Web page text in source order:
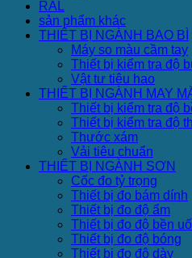
RAL
sản phẩm khác
THIẾT BỊ NGÀNH BAO BÌ
Máy so màu cầm tay
Thiết bị kiểm tra độ
Vật tư tiêu hao
THIẾT BỊ NGÀNH MAY
Thiết bị kiểm tra độ
Thiết bị kiểm tra độ
Thước xám
Vải tiêu chuẩn
THIẾT BỊ NGÀNH SƠN
Cốc đo tỷ trọng
Thiết bị đo bám dính
Thiết bị đo độ ẩm
Thiết bị đo độ bền
Thiết bị đo độ bóng
Thiết bị đo độ dày